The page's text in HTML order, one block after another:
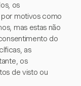
os
motivos como
mas estas não
do
as
os
de visto ou